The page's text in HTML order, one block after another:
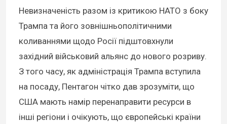
Невизначеність разом із критикою НАТО з боку
Трампа та його зовнішньополітичними
коливаннями щодо Росії підштовхнули
західний військовий альянс до нового розриву.
З того часу, як адміністрація Трампа вступила
на посаду, Пентагон чітко дав зрозуміти, що
США мають намір перенаправити ресурси в
інші регіони і очікують, що європейські країни